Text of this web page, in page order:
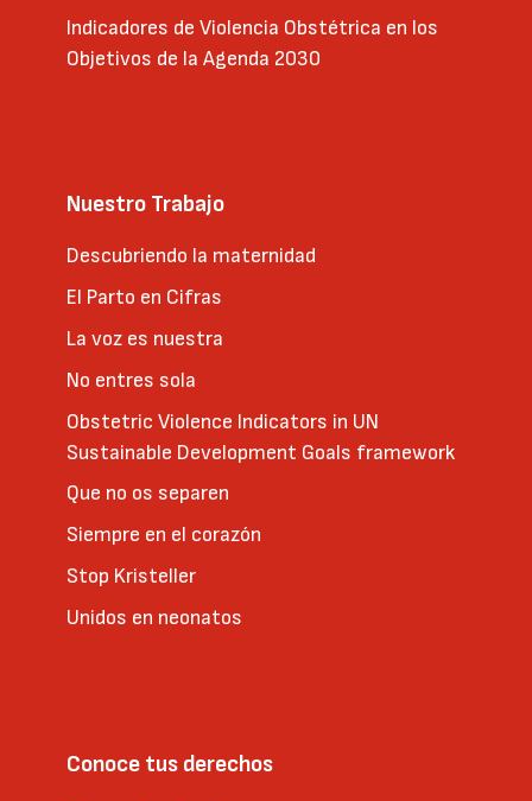
Indicadores de Violencia Obstétrica en los
Objetivos de la Agenda 2030
Nuestro Trabajo
Descubriendo la maternidad
El Parto en Cifras
La voz es nuestra
No entres sola
Obstetric Violence Indicators in UN
Sustainable Development Goals framework
Que no os separen
Siempre en el corazón
Stop Kristeller
Unidos en neonatos
Conoce tus derechos